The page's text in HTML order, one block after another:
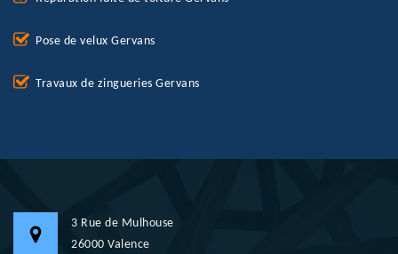
Pose de velux Gervans
Travaux de zingueries Gervans
3 Rue de Mulhouse
26000 Valence